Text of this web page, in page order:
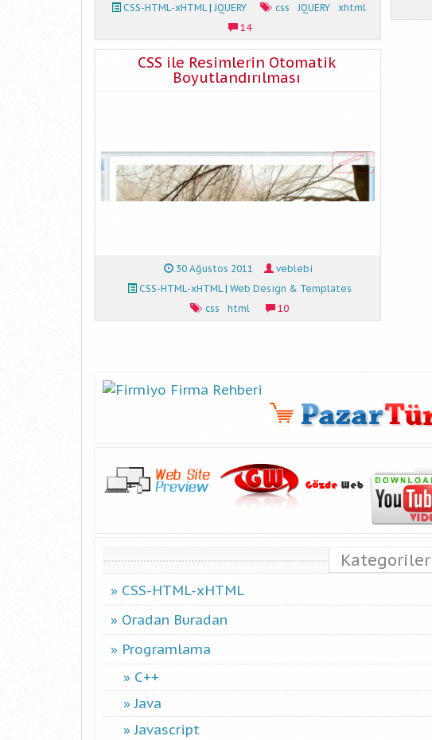
CSS-HTML-xHTML| JQUERY css JQUERY
xhtml
14
CSS ile Resimlerin Otomatik
Boyutlandırılması
30 Ağustos 2011
veblebi
CSS-HTML-xHTML |Web Design & Templates
css
html 10
Kategoriler
CSS-HTML-xHTML
Oradan Buradan
Programlama
C++
Java
Javascript